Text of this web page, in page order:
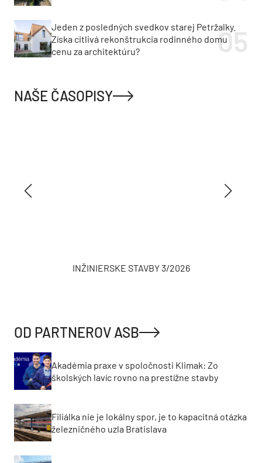
Jeden z posledných svedkov starej Petržalky.
Získa citlivá rekonštrukcia rodinného domu
cenu za architektúru?
NAŠE ČASOPISY
INŽINIERSKE STAVBY 3/2026
OD PARTNEROV ASB
Akadémia praxe v spoločnosti Klimak: Zo
školských lavíc rovno na prestížne stavby
Filiálka nie je lokálny spor, je to kapacitná otázka
železničného uzla Bratislava